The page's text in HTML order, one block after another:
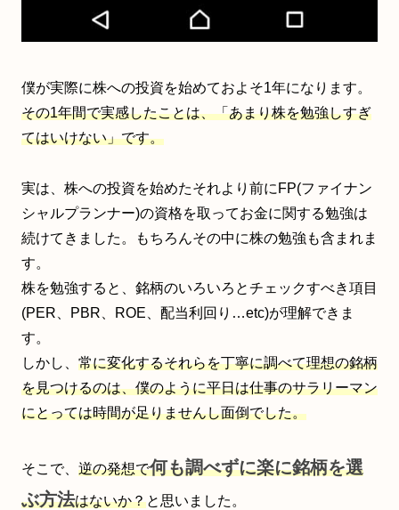
僕が実際に株への投資を始めておよそ1年になります。
その1年間で実感したことは、「あまり株を勉強しすぎ
てはいけない」です。
実は、株への投資を始めたそれより前にFP(ファイナン
シャルプランナー)の資格を取ってお金に関する勉強は
続けてきました。もちろんその中に株の勉強も含まれま
す。
株を勉強すると、銘柄のいろいろとチェックすべき項目
(PER、PBR、ROE、配当利回り…etc)が理解できま
す。
しかし、 常に変化するそれらを丁寧に調べて理想の銘柄
を見つけるのは、僕のように平日は仕事のサラリーマン
にとっては時間が足りませんし面倒でした。
そこで、 逆の発想で何も調べずに楽に銘柄を選
ぶ方法はないか？と思いました。